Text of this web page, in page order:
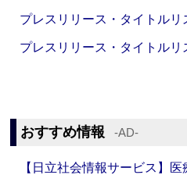
プレスリリース・タイトル
プレスリリース・タイトル
おすすめ情報 ‐AD‐
【日立社会情報サービス】